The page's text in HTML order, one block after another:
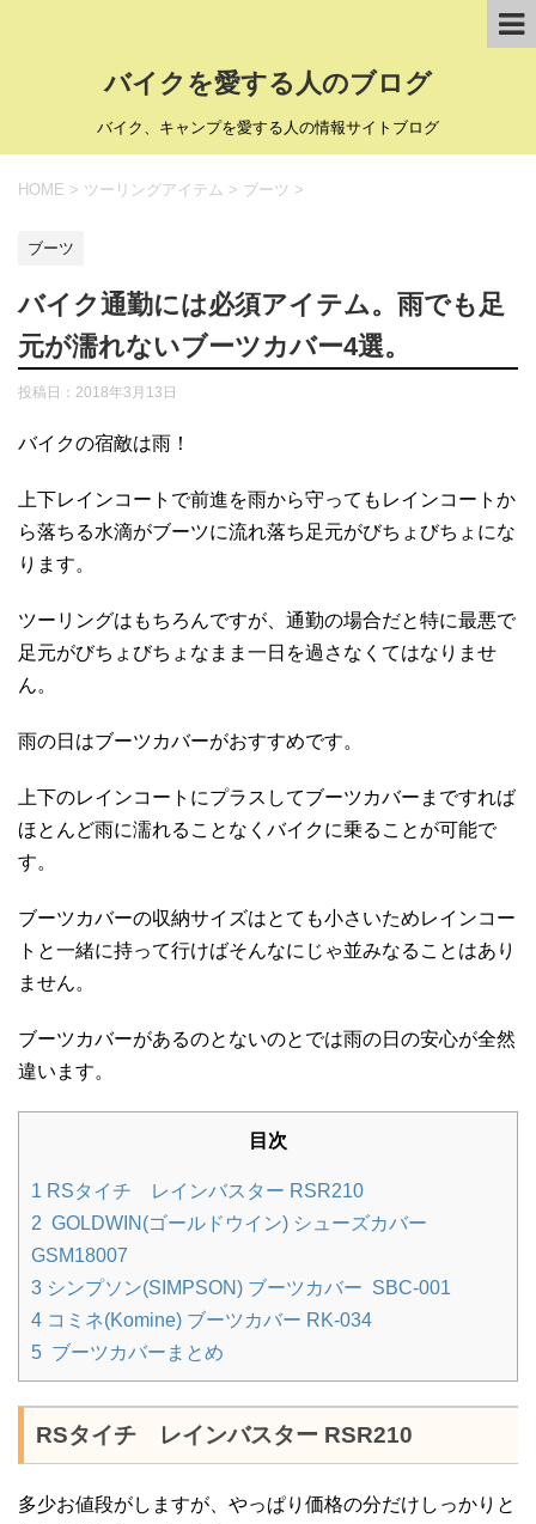
バイクを愛する人のブログ
バイク、キャンプを愛する人の情報サイトブログ
HOME > ツーリングアイテム > ブーツ >
ブーツ
バイク通勤には必須アイテム。雨でも足
元が濡れないブーツカバー4選。
投稿日： 2018年3月13日
バイクの宿敵は雨！
上下レインコートで前進を雨から守ってもレインコートか
ら落ちる水滴がブーツに流れ落ち足元がびちょびちょにな
ります。
ツーリングはもちろんですが、通勤の場合だと特に最悪で
足元がびちょびちょなまま一日を過さなくてはなりませ
ん。
雨の日はブーツカバーがおすすめです。
上下のレインコートにプラスしてブーツカバーまですれば
ほとんど雨に濡れることなくバイクに乗ることが可能で
す。
ブーツカバーの収納サイズはとても小さいためレインコー
トと一緒に持って行けばそんなにじゃ並みなることはあり
ません。
ブーツカバーがあるのとないのとでは雨の日の安心が全然
違います。
目次
1 RSタイチ レインバスター RSR210
2 GOLDWIN(ゴールドウイン) シューズカバー
GSM18007
3 シンプソン(SIMPSON) ブーツカバー SBC-001
4 コミネ(Komine) ブーツカバー RK-034
5 ブーツカバーまとめ
RSタイチ レインバスター RSR210
多少お値段がしますが、やっぱり価格の分だけしっかりと